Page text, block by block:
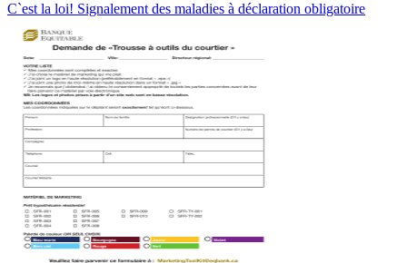
C`est la loi! Signalement des maladies à déclaration obligatoire